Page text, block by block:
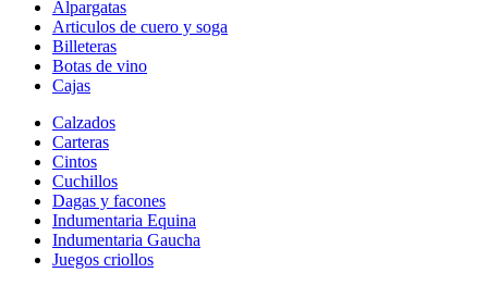
Alpargatas
Articulos de cuero y soga
Billeteras
Botas de vino
Cajas
Calzados
Carteras
Cintos
Cuchillos
Dagas y facones
Indumentaria Equina
Indumentaria Gaucha
Juegos criollos